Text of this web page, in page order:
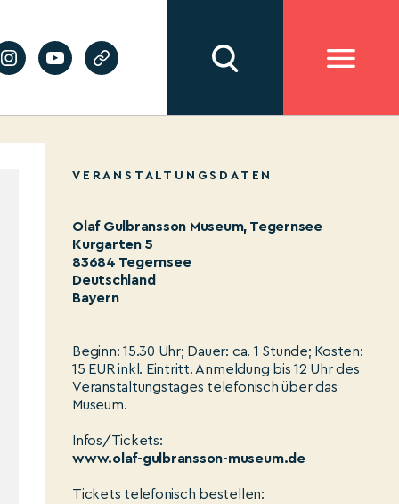
VERANSTALTUNGSDATEN
Olaf Gulbransson Museum, Tegernsee
Kurgarten 5
83684 Tegernsee
Deutschland
Bayern
Beginn: 15.30 Uhr; Dauer: ca. 1 Stunde; Kosten:
15 EUR inkl. Eintritt. Anmeldung bis 12 Uhr des
Veranstaltungstages telefonisch über das
Museum.
Infos/Tickets:
www.olaf-gulbransson-museum.de
Tickets telefonisch bestellen: